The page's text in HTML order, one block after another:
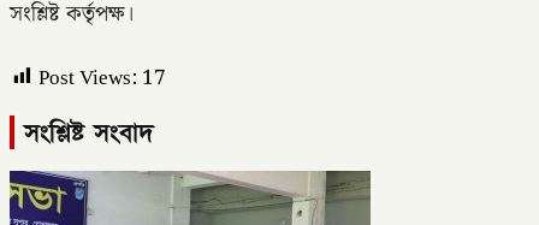
সংশ্লিষ্ট কর্তৃপক্ষ।
Post Views: 17
সংশ্লিষ্ট সংবাদ